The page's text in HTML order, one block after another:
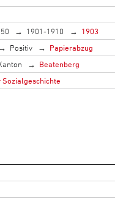
1901-1910
1903
Positiv
Papierabzug
Beatenberg